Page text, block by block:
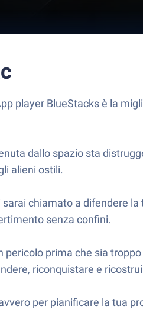
player BlueStacks è la
dallo spazio sta
alieni ostili.
chiamato a difendere
senza confini.
prima che sia
riconquistare e
per pianificare la tua